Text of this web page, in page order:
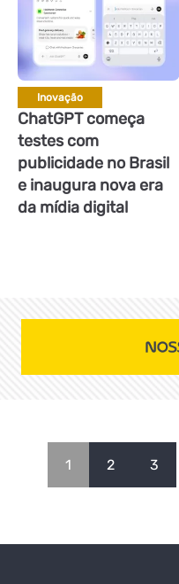
Inovação
ChatGPT começa
testes com
publicidade no Brasil
e inaugura nova era
da mídia digital
1 2 3